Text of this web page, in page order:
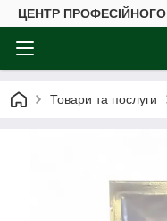
ЦЕНТР
Товари та послуги